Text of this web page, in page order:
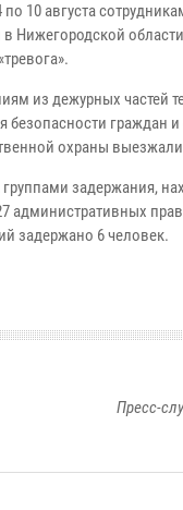
по 10 августа
в Нижегородской
из дежурных частей
безопасности граждан
охраны выезжали
группами задержания,
административных
задержано 6 человек.
Пресс-